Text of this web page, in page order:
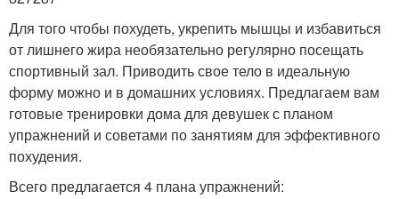
Для того чтобы похудеть, укрепить мышцы и избавиться
от лишнего жира необязательно регулярно посещать
спортивный зал. Приводить свое тело в идеальную
форму можно и в домашних условиях. Предлагаем вам
готовые тренировки дома для девушек с планом
упражнений и советами по занятиям для эффективного
похудения.
Всего предлагается 4 плана упражнений: